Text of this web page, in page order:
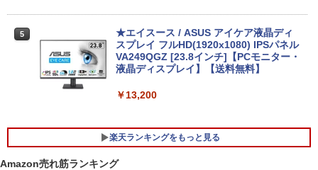
￥32,800
ノートパソコン HP ProBook 450 G7 第
チ Windows 11 Pro 送料無料 保証付き
【正規永久版Office付き】NiPoGi ミニp
c Intel N5030 最大3.1Hz mini pc Windo
可能) 4K 静音 高速熱放散 小型超軽量ミ
2 省電力 小型パソコン
5
★エイスース / ASUS アイケア液晶ディ
スプレイ フルHD(1920x1080) IPSパネル
VA249QGZ [23.8インチ]【PCモニター・
液晶ディスプレイ】【送料無料】
￥13,200
楽天ランキングをもっと見る
Amazon売れ筋ランキング